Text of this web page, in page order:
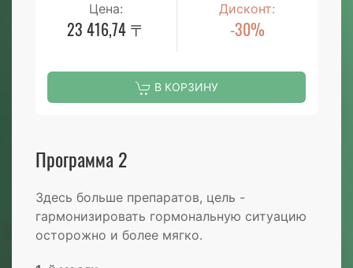
Цена:
23 416,74 〒
Дисконт:
-30%
В КОРЗИНУ
Программа 2
Здесь больше препаратов, цель -
гармонизировать гормональную ситуацию
осторожно и более мягко.